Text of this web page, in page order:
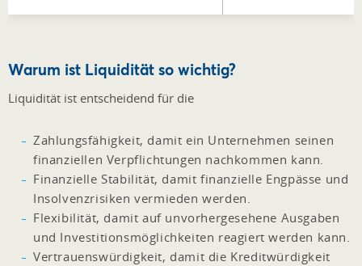
Warum ist Liquidität so wichtig?
Liquidität ist entscheidend für die
Zahlungsfähigkeit, damit ein Unternehmen seinen
finanziellen Verpflichtungen nachkommen kann.
Finanzielle Stabilität, damit finanzielle Engpässe und
Insolvenzrisiken vermieden werden.
Flexibilität, damit auf unvorhergesehene Ausgaben
und Investitionsmöglichkeiten reagiert werden kann.
Vertrauenswürdigkeit, damit die Kreditwürdigkeit